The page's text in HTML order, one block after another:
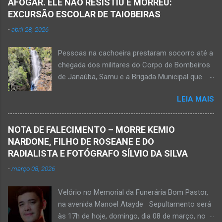
usados para receber flores e plantas que
enfeitam o ambiente. Parabéns aos moradores
mais agradável, sustentável, linda e limpa.
AFOGAR. ELE NÃO RESISTIU E MORREU:
EXCURSÃO ESCOLAR DE TAIOBEIRAS
-abril 28, 2026
Pessoas na cachoeira prestaram socorro até a
chegada dos militares do Corpo de Bombeiros
de Janaúba, Samu e a Brigada Municipal que
resistiu e foi a óbito Foto álbum pessoal Kauan
Pereira Alves publicou em sua rede social a
foto em que apreciava a Cachoeira Maria Rosa,
em Mato Verde, pouco tempo antes de se
afogar e depois vir a óbito nesta terça-feira, dia
socorrem estudante que se afogou em
cachoeira em Mato Verde nesta terça-feira, dia
28 de abril de 2026. Adolescente não resistiu e
LEIA MAIS
NOTA DE FALECIMENTO – MORRE KEMIO
NARDONE, FILHO DE ROSEANE E DO
RADIALISTA E FOTÓGRAFO SÍLVIO DA SILVA
-março 08, 2026
Velório no Memorial da Funerária Bom Pastor,
na avenida Manoel Atayde Sepultamento será
às 17h de hoje, domingo, dia 08 de março, no